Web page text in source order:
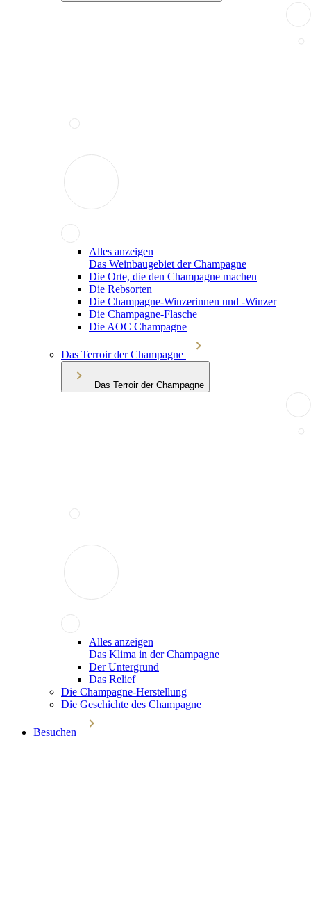
Alles anzeigen
Das Weinbaugebiet der Champagne
Die Orte, die den Champagne machen
Die Rebsorten
Die Champagne-Winzerinnen und -Winzer
Die Champagne-Flasche
Die AOC Champagne
Das Terroir der Champagne
Das Terroir der Champagne
Alles anzeigen
Das Klima in der Champagne
Der Untergrund
Das Relief
Die Champagne-Herstellung
Die Geschichte des Champagne
Besuchen